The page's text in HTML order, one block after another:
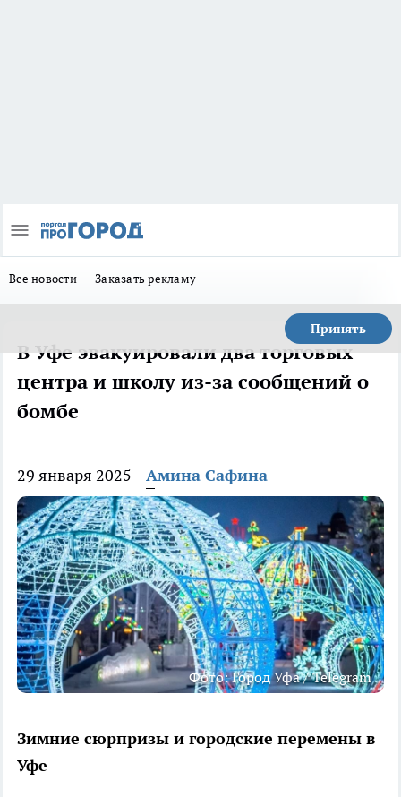
Все новости Заказать рекламу
Принять
В Уфе эвакуировали два торговых
центра и школу из-за сообщений о
бомбе
29 января 2025 Амина Сафина
Фото: Город Уфа / Telegram
Зимние сюрпризы и городские перемены в
Уфе